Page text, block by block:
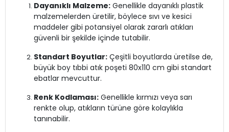
Dayanıklı Malzeme: Genellikle dayanıklı plastik
malzemelerden üretilir, böylece sıvı ve kesici
maddeler gibi potansiyel olarak zararlı atıkları
güvenli bir şekilde içinde tutabilir.
Standart Boyutlar: Çeşitli boyutlarda üretilse de,
büyük boy tıbbi atık poşeti 80x110 cm gibi standart
ebatlar mevcuttur.
Renk Kodlaması: Genellikle kırmızı veya sarı
renkte olup, atıkların türüne göre kolaylıkla
tanınabilir.